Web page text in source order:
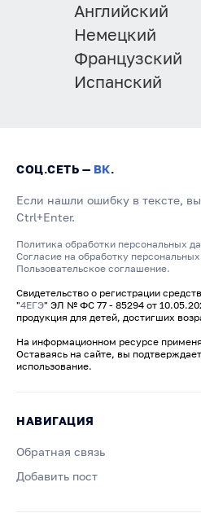
Английский
Немецкий
Французский
Испанский
СОЦ.СЕТЬ — ВК.
Если нашли ошибку в тексте,
Ctrl+Enter.
Политика обработки персональных
Согласие на обработку
Пользовательское соглашение.
Свидетельство о регистрации
"4ЕГЭ" ЭЛ № ФС 77 - 85294 от
продукция для детей, достигших
На информационном ресурсе
Оставаясь на сайте, вы
использование.
НАВИГАЦИЯ
Обратная связь
Добавить пост